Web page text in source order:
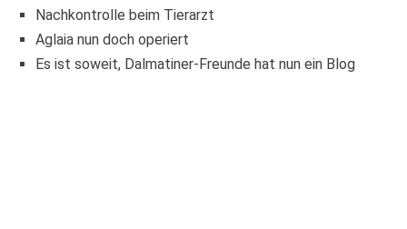
Nachkontrolle beim Tierarzt
Aglaia nun doch operiert
Es ist soweit, Dalmatiner-Freunde hat nun ein Blog